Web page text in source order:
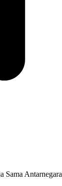
Sama Antarnegara